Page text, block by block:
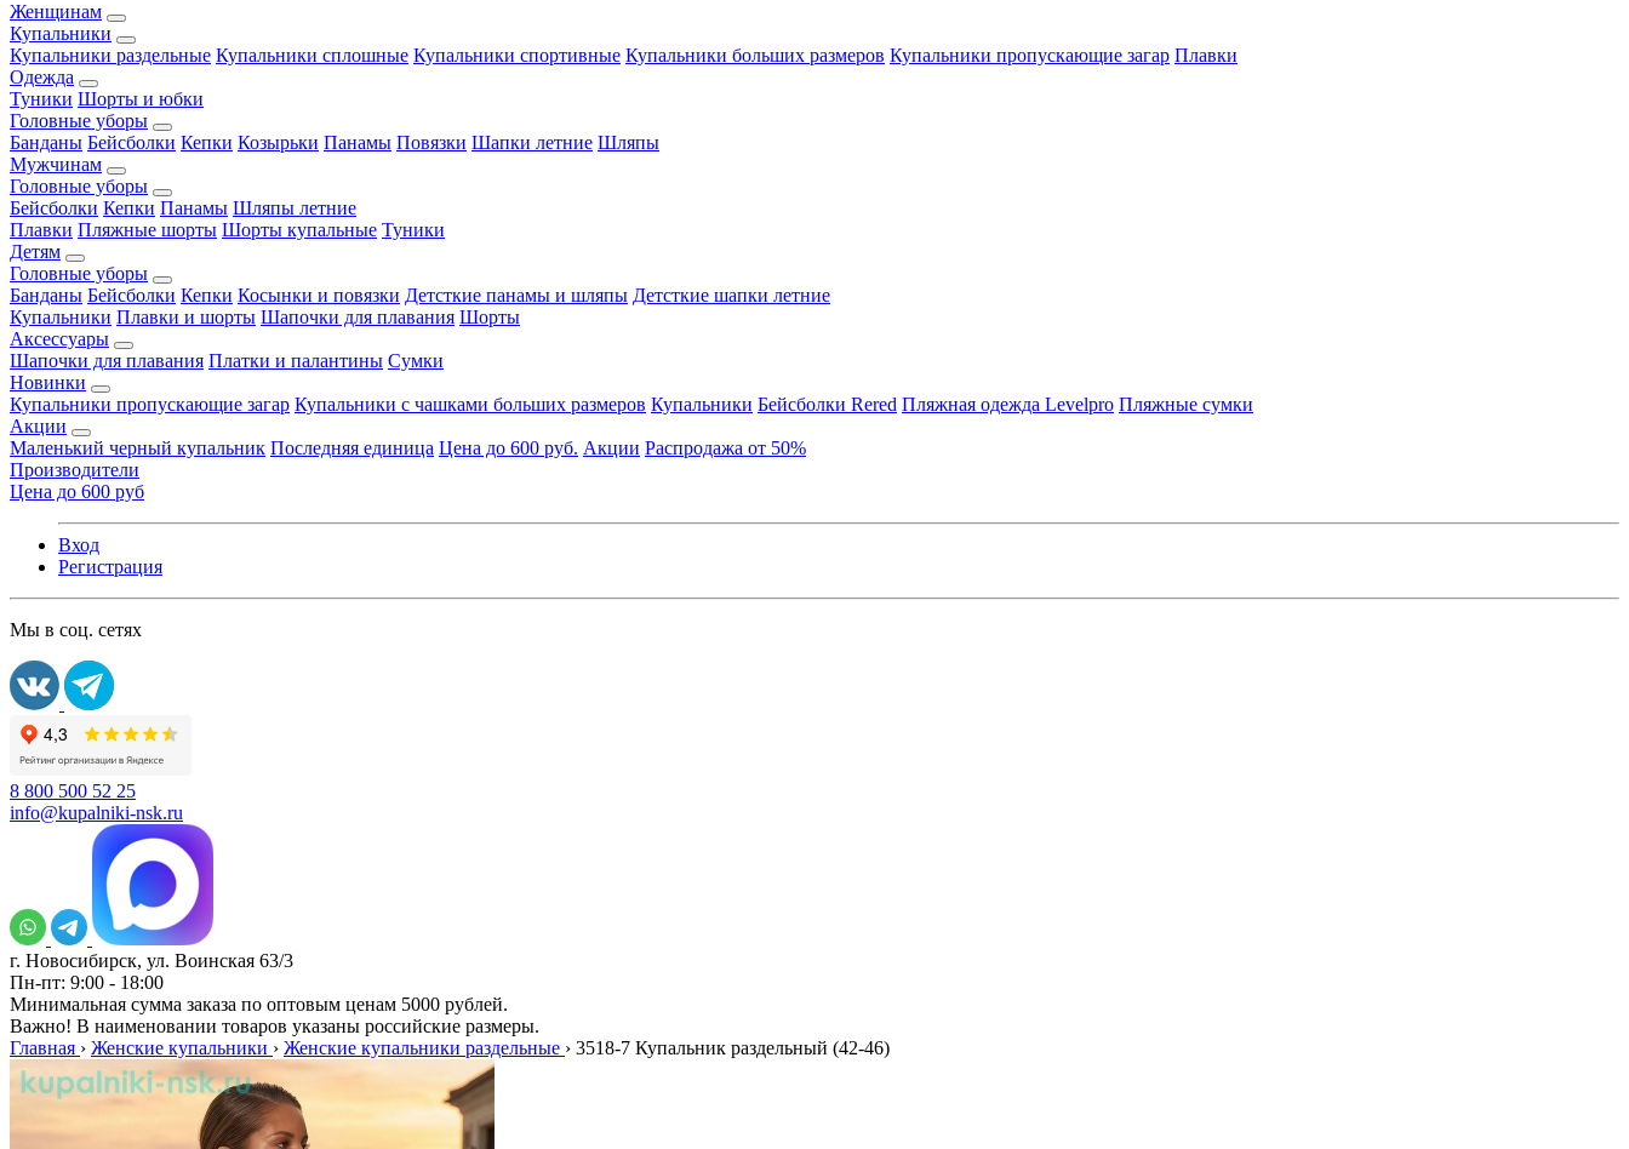
Женщинам
Купальники
Купальники раздельные Купальники сплошные Купальники спортивные Купальники больших размеров Купальники пропускающие загар Плавки
Одежда
Туники Шорты и юбки
Головные уборы
Банданы Бейсболки Кепки Козырьки Панамы Повязки Шапки летние Шляпы
Мужчинам
Головные уборы
Бейсболки Кепки Панамы Шляпы летние
Плавки Пляжные шорты Шорты купальные Туники
Детям
Головные уборы
Банданы Бейсболки Кепки Косынки и повязки Детсткие панамы и шляпы Детсткие шапки летние
Купальники Плавки и шорты Шапочки для плавания Шорты
Аксессуары
Шапочки для плавания Платки и палантины Сумки
Новинки
Купальники пропускающие загар Купальники с чашками больших размеров Купальники Бейсболки Rered Пляжная одежда Levelpro Пляжные сумки
Акции
Маленький черный купальник Последняя единица Цена до 600 руб. Акции Распродажа от 50%
Производители
Цена до 600 руб
Вход
Регистрация
Мы в соц. сетях
8 800 500 52 25
info@kupalniki-nsk.ru
г. Новосибирск, ул. Воинская 63/3
Пн-пт: 9:00 - 18:00
Минимальная сумма заказа по оптовым ценам 5000 рублей.
Важно! В наименовании товаров указаны российские размеры.
Главная › Женские купальники › Женские купальники раздельные › 3518-7 Купальник раздельный (42-46)